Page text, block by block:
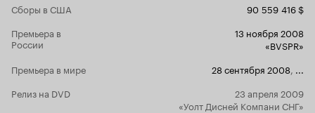
уровне,
двигаться и
прекрасный
часто
сюжет.
Сборы в США
90 559 416 $
Премьера в
России
13 ноября 2008
«BVSPR»
Премьера в мире
28 сентября 2008
Релиз на DVD
23 апреля 2009
«Уолт Дисней Компани СНГ»